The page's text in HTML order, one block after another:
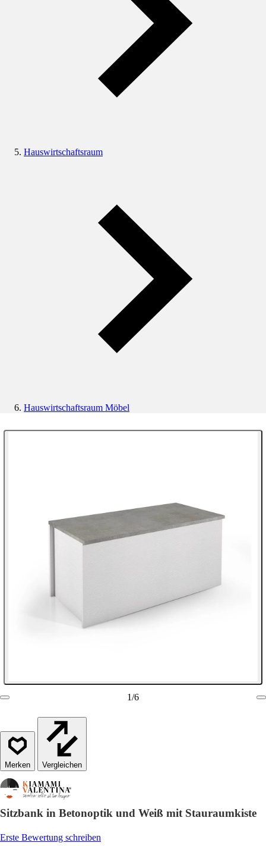
Hauswirtschaftsraum
Hauswirtschaftsraum Möbel
1/6
Vergleichen
Sitzbank in Betonoptik und Weiß mit Stauraumkiste
Erste Bewertung schreiben